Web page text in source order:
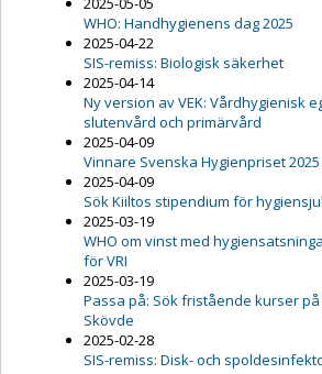
WHO: Handhygienens dag 2025
2025-04-22
SIS-remiss: Biologisk säkerhet
2025-04-14
Ny version av VEK: Vårdhygienisk
slutenvård och primärvård
2025-04-09
Vinnare Svenska Hygienpriset 2025
2025-04-09
Sök Kiiltos stipendium för
2025-03-19
WHO om vinst med
för VRI
2025-03-19
Passa på: Sök fristående kurser
Skövde
2025-02-28
SIS-remiss: Disk- och